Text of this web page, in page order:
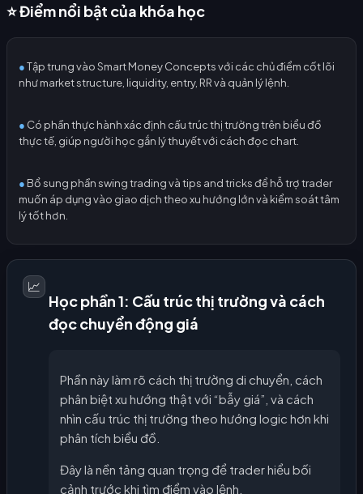
⭐ Điểm nổi bật của khóa học
●Tập trung vào Smart Money Concepts với các chủ điểm cốt lõi
như market structure, liquidity, entry, RR và quản lý lệnh.
● Có phần thực hành xác định cấu trúc thị trường trên biểu đồ
thực tế, giúp người học gắn lý thuyết với cách đọc chart.
● Bổ sung phần swing trading và tips and tricks để hỗ trợ trader
muốn áp dụng vào giao dịch theo xu hướng lớn và kiểm soát tâm
lý tốt hơn.
📈
Học phần 1: Cấu trúc thị trường và cách
đọc chuyển động giá
Phần này làm rõ cách thị trường di chuyển, cách
phân biệt xu hướng thật với “bẫy giá”, và cách
nhìn cấu trúc thị trường theo hướng logic hơn khi
phân tích biểu đồ.
Đây là nền tảng quan trọng để trader hiểu bối
cảnh trước khi tìm điểm vào lệnh.